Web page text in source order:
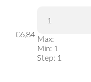
€6,84 Max:
Min: 1
Step: 1